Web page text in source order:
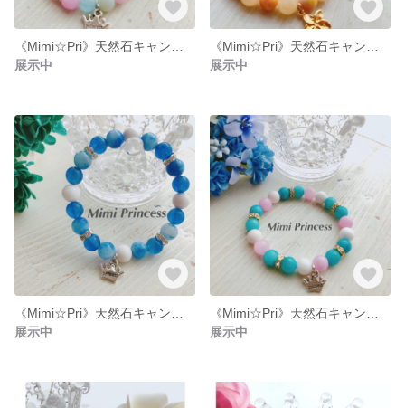
展示中
展示中
展示中
展示中